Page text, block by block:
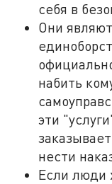
себя в
Они
набить
эти
нести
Если люди